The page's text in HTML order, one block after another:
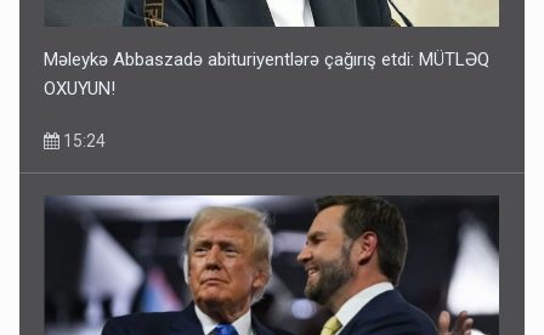
Məleykə Abbaszadə abituriyentlərə çağırış etdi: MÜTLƏQ
OXUYUN!
15:24